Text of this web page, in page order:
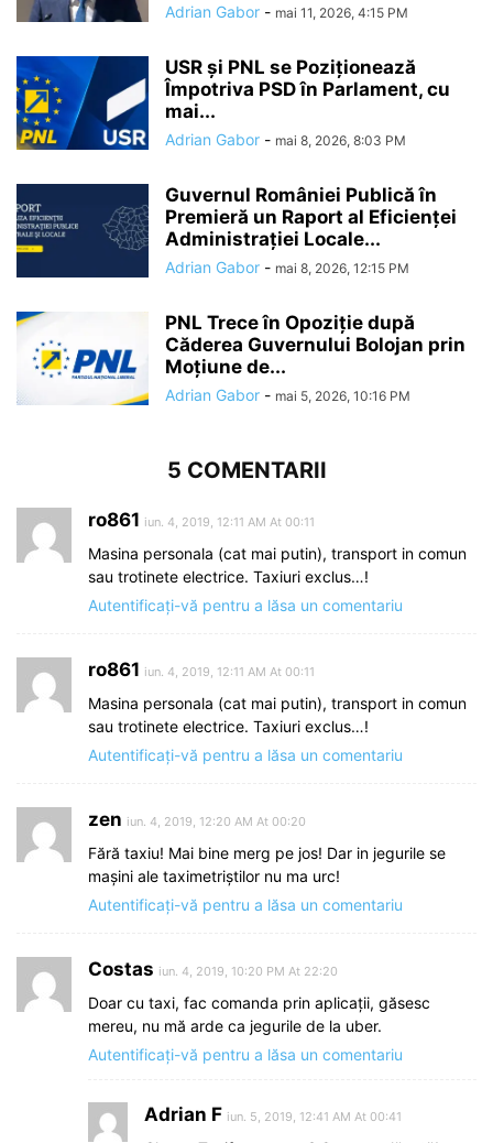
Adrian Gabor - mai 11, 2026, 4:15 PM
USR și PNL se Poziționează
Împotriva PSD în Parlament, cu
mai...
Adrian Gabor - mai 8, 2026, 8:03 PM
Guvernul României Publică în
Premieră un Raport al Eficienței
Administrației Locale...
Adrian Gabor - mai 8, 2026, 12:15 PM
PNL Trece în Opoziție după
Căderea Guvernului Bolojan prin
Moțiune de...
Adrian Gabor - mai 5, 2026, 10:16 PM
5 COMENTARII
ro861 iun. 4, 2019, 12:11 AM At 00:11
Masina personala (cat mai putin), transport in comun
sau trotinete electrice. Taxiuri exclus…!
Autentificați-vă pentru a lăsa un comentariu
ro861 iun. 4, 2019, 12:11 AM At 00:11
Masina personala (cat mai putin), transport in comun
sau trotinete electrice. Taxiuri exclus…!
Autentificați-vă pentru a lăsa un comentariu
zen iun. 4, 2019, 12:20 AM At 00:20
Fără taxiu! Mai bine merg pe jos! Dar in jegurile se
mașini ale taximetriștilor nu ma urc!
Autentificați-vă pentru a lăsa un comentariu
Costas iun. 4, 2019, 10:20 PM At 22:20
Doar cu taxi, fac comanda prin aplicații, găsesc
mereu, nu mă arde ca jegurile de la uber.
Autentificați-vă pentru a lăsa un comentariu
Adrian F iun. 5, 2019, 12:41 AM At 00:41